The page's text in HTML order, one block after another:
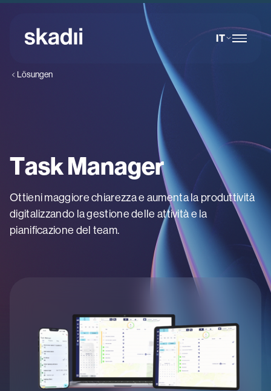
IT
Lösungen
Task Manager
Ottieni maggiore chiarezza e aumenta la produttività
digitalizzando la gestione delle attività e la
pianificazione del team.